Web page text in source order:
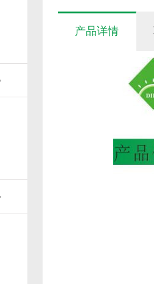
产品详情